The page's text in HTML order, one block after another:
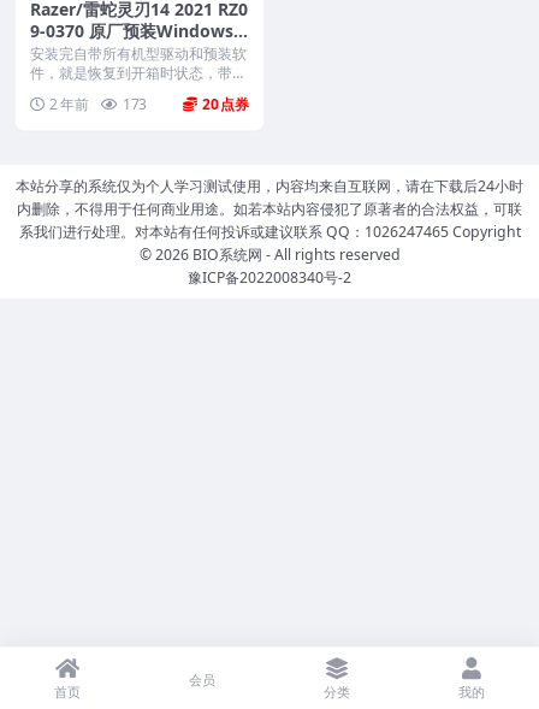
Razer/雷蛇灵刃14 2021 RZ0
9-0370 原厂预装Windows1
0系统 oem出厂系统
安装完自带所有机型驱动和预装软
件，就是恢复到开箱时状态，带隐
2 年前 173 20
本站分享的系统仅为个人学习测试使用，内容均来自互联网，请在下载后24小时
内删除，不得用于任何商业用途。如若本站内容侵犯了原著者的合法权益，可联
系我们进行处理。对本站有任何投诉或建议联系 QQ：1026247465 Copyright
© 2026 BIO系统网 - All rights reserved
豫ICP备2022008340号-2
首页
会员
分类 我的